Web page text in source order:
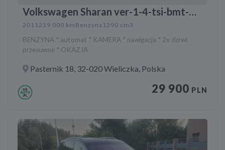
Volkswagen Sharan ver-1-4-tsi-bmt-
highline-dsg
2011239 000 km Benzyna 1390 cm3
BENZYNA * automat * KAMERA * nawigacja * 2x dzrwi
przesuwne * OKAZJA
Pasternik 18, 32-020 Wieliczka, Polska
29 900 PLN